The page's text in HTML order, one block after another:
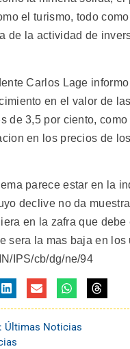
el turismo, todo como
de la actividad de
Carlos Lage
en el valor de las
de 3,5 por ciento,
en los precios de
parece estar en la
declive no da
en la zafra que debe
sera la mas baja en los
IPS/cb/dg/ne/94
Últimas Noticias